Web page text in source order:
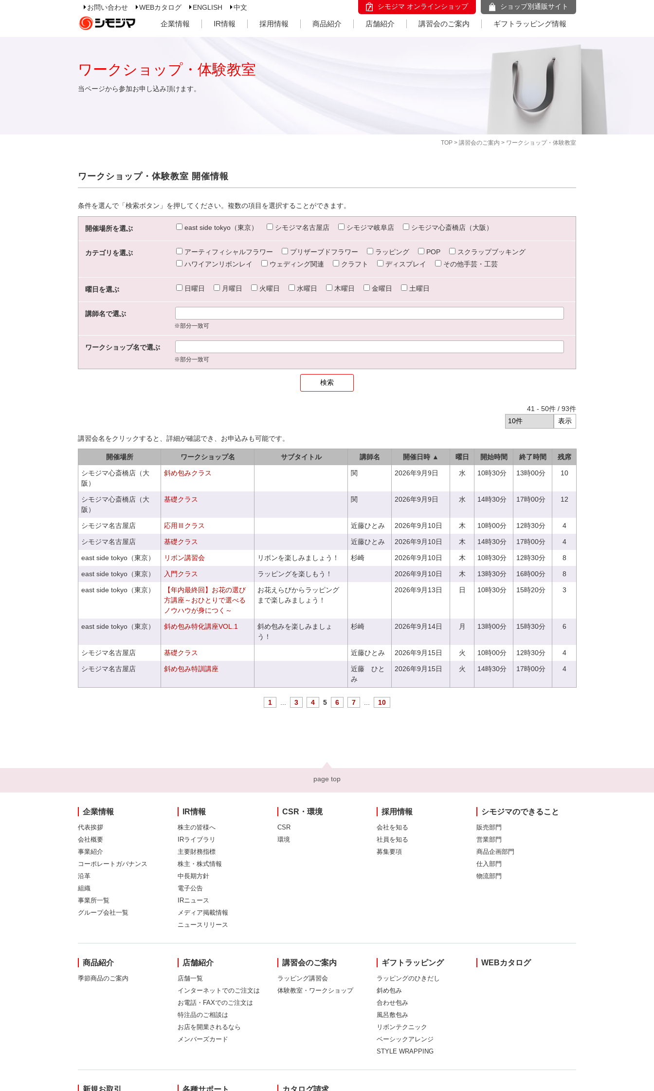
お問い合わせ WEBカタログ ENGLISH 中文 シモジマ オンラインショップ ショップ別通販サイト
企業情報 IR情報 採用情報 商品紹介 店舗紹介 講習会のご案内 ギフトラッピング情報
TOP > 講習会のご案内 > ワークショップ・体験教室
ワークショップ・体験教室
当ページから参加お申し込み頂けます。
ワークショップ・体験教室 開催情報
条件を選んで「検索ボタン」を押してください。複数の項目を選択することができます。
開催場所を選ぶ east side tokyo（東京） シモジマ名古屋店 シモジマ岐阜店 シモジマ心斎橋店（大阪）
カテゴリを選ぶ アーティフィシャルフラワー プリザーブドフラワー ラッピング POP
スクラップブッキング
ハワイアンリボンレイ
ウェディング関連 クラフト ディスプレイ その他手芸・工芸
曜日を選ぶ 日曜日 月曜日 火曜日 水曜日 木曜日 金曜日 土曜日
講師名で選ぶ
※部分一致可
ワークショップ名で選ぶ
※部分一致可
41 - 50件 / 93件
講習会名をクリックすると、詳細が確認でき、お申込みも可能です。
開催場所 ワークショップ名 サブタイトル 講師名 開催日時 ▲ 曜日 開始時間 終了時間 残席
シモジマ心斎橋店（大
阪）
斜め包みクラス 関 2026年9月9日 水 10時30分 13時00分 10
シモジマ心斎橋店（大
阪）
基礎クラス 関 2026年9月9日 水 14時30分 17時00分 12
シモジマ名古屋店 応用Ⅲクラス 近藤ひとみ 2026年9月10日 木 10時00分 12時30分 4
シモジマ名古屋店 基礎クラス 近藤ひとみ 2026年9月10日 木 14時30分 17時00分 4
east side tokyo（東京） リボン講習会 リボンを楽しみましょう！ 杉崎 2026年9月10日 木 10時30分 12時30分 8
east side tokyo（東京） 入門クラス ラッピングを楽しもう！ 2026年9月10日 木 13時30分 16時00分 8
east side tokyo（東京）
【年内最終回】お花の選び
方講座～おひとりで選べる
ノウハウが身につく～
お花えらびからラッピング
まで楽しみましょう！
2026年9月13日 日 10時30分 15時20分 3
east side tokyo（東京） 斜め包み特化講座VOL.1
斜め包みを楽しみましょ
う！
杉崎 2026年9月14日 月 13時00分 15時30分 6
シモジマ名古屋店 基礎クラス 近藤ひとみ 2026年9月15日 火 10時00分 12時30分 4
シモジマ名古屋店 斜め包み特訓講座
近藤 ひと
み
2026年9月15日 火 14時30分 17時00分 4
1 3 4 5 6 7 10
page top
企業情報
代表挨拶
会社概要
事業紹介
コーポレートガバナンス
沿革
組織
事業所一覧
グループ会社一覧
IR情報
株主の皆様へ
IRライブラリ
主要財務指標
株主・株式情報
中長期方針
電子公告
IRニュース
メディア掲載情報
ニュースリリース
CSR・環境
CSR
環境
採用情報
会社を知る
社員を知る
募集要項
シモジマのできること
販売部門
営業部門
商品企画部門
仕入部門
物流部門
商品紹介
季節商品のご案内
店舗紹介
店舗一覧
インターネットでのご注文は
お電話・FAXでのご注文は
特注品のご相談は
お店を開業されるなら
メンバーズカード
講習会のご案内
ラッピング講習会
体験教室・ワークショップ
ギフトラッピング
ラッピングのひきだし
斜め包み
合わせ包み
風呂敷包み
リボンテクニック
ベーシックアレンジ
STYLE WRAPPING
WEBカタログ
新規お取引 各種サポート カタログ請求